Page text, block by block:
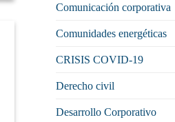
Comunicación corporativa
Comunidades energéticas
CRISIS COVID-19
Derecho civil
Desarrollo Corporativo